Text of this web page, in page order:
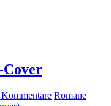
Cover
Romane